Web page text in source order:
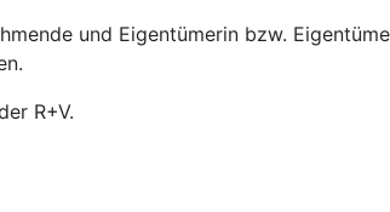
und Eigentümerin bzw.
R+V.